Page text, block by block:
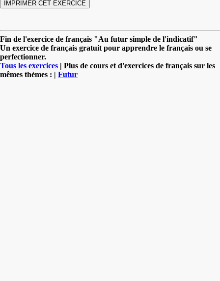
Fin de l'exercice de français "Au futur simple de l'indicatif"
Un exercice de français gratuit pour apprendre le français ou se
perfectionner.
Tous les exercices | Plus de cours et d'exercices de français sur les
mêmes thèmes : | Futur